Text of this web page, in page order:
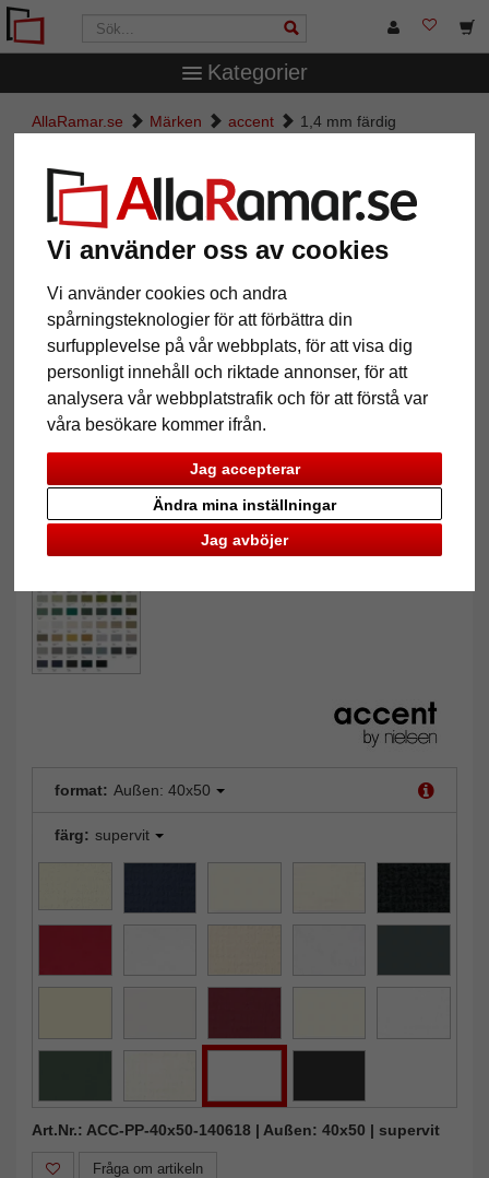
Vi använder oss av cookies
Vi använder cookies och andra
spårningsteknologier för att förbättra din
surfupplevelse på vår webbplats, för att visa dig
personligt innehåll och riktade annonser, för att
analysera vår webbplatstrafik och för att förstå var
våra besökare kommer ifrån.
Jag accepterar
Jag avböjer
Ändra mina inställningar
Kategorier
AllaRamar.se Märken accent
1,4 mm färdig
1,4 mm färdig passepartout
måttbeställd
Tillbaka
format: Außen: 40x50
färg: supervit
Art.Nr.: ACC-PP-40x50-140618 | Außen: 40x50 | supervit
Fråga om artikeln